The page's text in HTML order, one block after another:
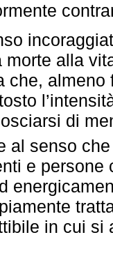
morte alla
che,
di
al senso
e persone
in cui si